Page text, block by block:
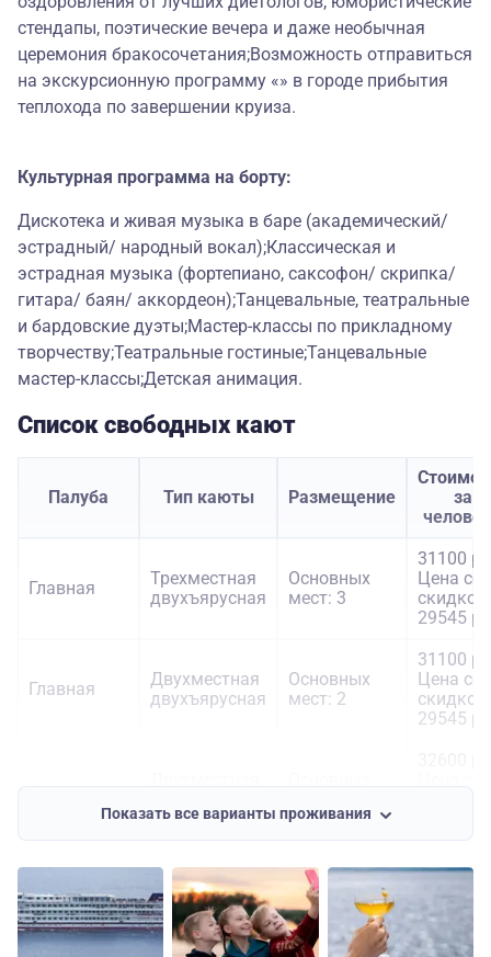
стендапы, поэтические вечера и даже необычная
церемония бракосочетания;Возможность отправиться
на экскурсионную программу «» в городе прибытия
теплохода по завершении круиза.
Культурная программа на борту:
Дискотека и живая музыка в баре (академический/
эстрадный/ народный вокал);Классическая и
эстрадная музыка (фортепиано, саксофон/ скрипка/
гитара/ баян/ аккордеон);Танцевальные, театральные
и бардовские дуэты;Мастер-классы по прикладному
творчеству;Театральные гостиные;Танцевальные
мастер-классы;Детская анимация.
Список свободных кают
Палуба Тип каюты Размещение
за
Главная
Трехместная
двухъярусная
Основных
мест: 3
31100
Цена со
скидкой:
29545
Главная
Двухместная
двухъярусная
Основных
мест: 2
31100
Цена со
скидкой:
29545
Средняя
Трехместная
двухъярусная
Основных
мест: 3
скидкой:
30970
Показать все варианты проживания